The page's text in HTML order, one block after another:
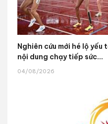
Nghiên cứu mới hé lộ
nội dung chạy tiếp sức...
04/08/2026